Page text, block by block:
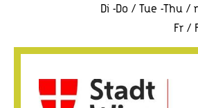
Di -Do / Tue -Thu /
Fr /